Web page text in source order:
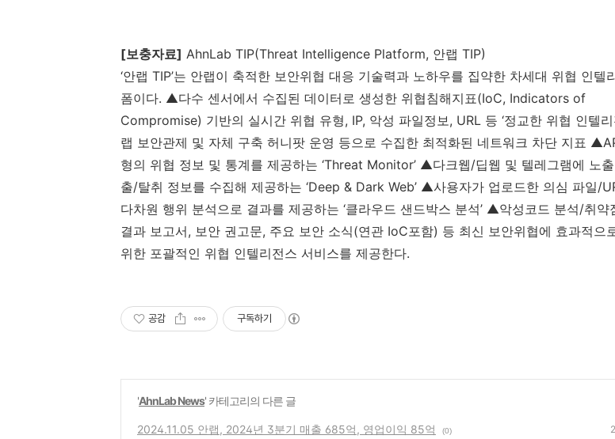
[보충자료] AhnLab TIP(Threat Intelligence Platform, 안랩 TIP)
‘안랩 TIP’는 안랩이 축적한 보안위협 대응 기술력과 노하우를 집약한 차세대 위협 인텔
폼이다. ▲다수 센서에서 수집된 데이터로 생성한 위협침해지표(IoC, Indicators of
Compromise) 기반의 실시간 위협 유형, IP, 악성 파일정보, URL 등 ‘정교한 위협 인텔
랩 보안관제 및 자체 구축 허니팟 운영 등으로 수집한 최적화된 네트워크 차단 지표 ▲
형의 위협 정보 및 통계를 제공하는 ‘Threat Monitor’ ▲다크웹/딥웹 및 텔레그램에 노
출/탈취 정보를 수집해 제공하는 ‘Deep & Dark Web’ ▲사용자가 업로드한 의심 파일/
다차원 행위 분석으로 결과를 제공하는 ‘클라우드 샌드박스 분석’ ▲악성코드 분석/취약
결과 보고서, 보안 권고문, 주요 보안 소식(연관 IoC포함) 등 최신 보안위협에 효과적으
위한 포괄적인 위협 인텔리전스 서비스를 제공한다.
공감 구독하기
'AhnLab News' 카테고리의 다른 글
2024.11.05 안랩, 2024년 3분기 매출 685억, 영업이익 85억 (0)